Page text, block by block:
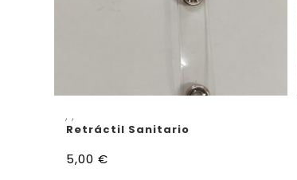
,,
Retráctil Sanitario
5,00€